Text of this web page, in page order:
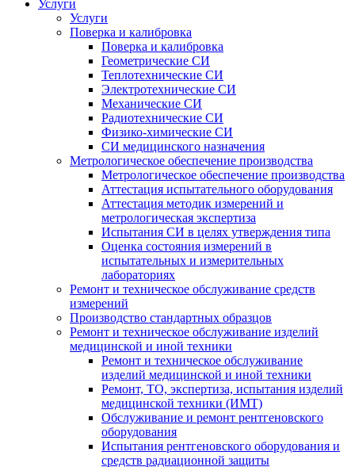
Услуги
Услуги
Поверка и калибровка
Поверка и калибровка
Геометрические СИ
Теплотехнические СИ
Электротехнические СИ
Механические СИ
Радиотехнические СИ
Физико-химические СИ
СИ медицинского назначения
Метрологическое обеспечение производства
Метрологическое обеспечение производства
Аттестация испытательного оборудования
Аттестация методик измерений и
метрологическая экспертиза
Испытания СИ в целях утверждения типа
Оценка состояния измерений в
испытательных и измерительных
лабораториях
Ремонт и техническое обслуживание средств
измерений
Производство стандартных образцов
Ремонт и техническое обслуживание изделий
медицинской и иной техники
Ремонт и техническое обслуживание
изделий медицинской и иной техники
Ремонт, ТО, экспертиза, испытания изделий
медицинской техники (ИМТ)
Обслуживание и ремонт рентгеновского
оборудования
Испытания рентгеновского оборудования и
средств радиационной защиты